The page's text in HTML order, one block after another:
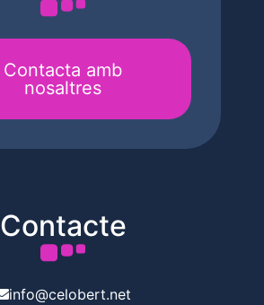
Contacta amb
nosaltres
Contacte
info@celobert.net